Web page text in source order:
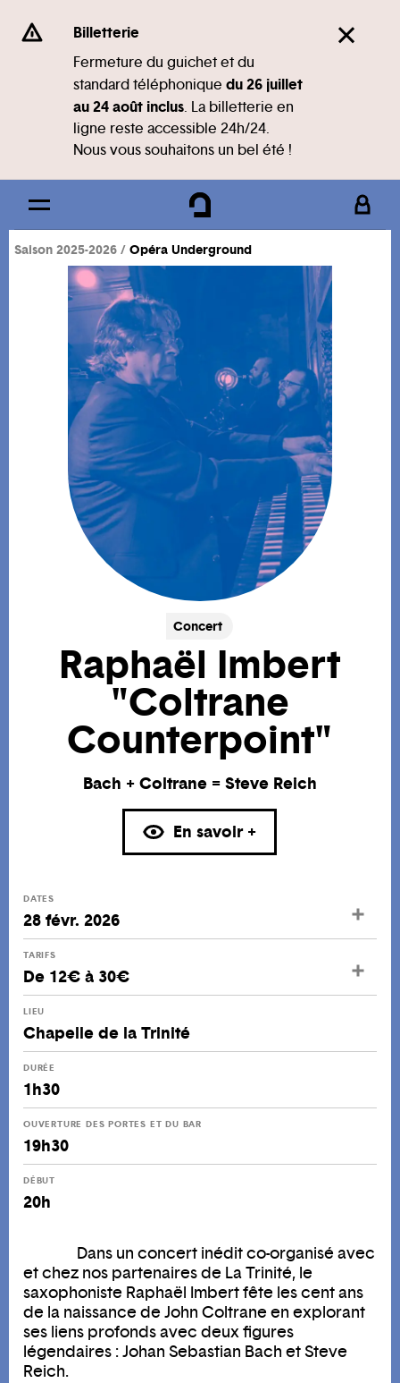
Se rendre au
Contenu principal
Pied de page
Billetterie
Fermeture du guichet et du
standard téléphonique du 26 juillet
au 24 août inclus. La billetterie en
ligne reste accessible 24h/24.
Nous vous souhaitons un bel été !
Saison 2025-2026 Opéra Underground
Concert
Raphaël Imbert
"Coltrane
Counterpoint"
Bach + Coltrane = Steve Reich
En savoir +
DATES
28 févr. 2026
TARIFS
De 12€ à 30€
LIEU
Chapelle de la Trinité
DURÉE
1h30
OUVERTURE DES PORTES ET DU BAR
19h30
DÉBUT
20h
Dans un concert inédit co-organisé avec
et chez nos partenaires de La Trinité, le
saxophoniste Raphaël Imbert fête les cent ans
de la naissance de John Coltrane en explorant
ses liens profonds avec deux figures
légendaires : Johan Sebastian Bach et Steve
Reich.